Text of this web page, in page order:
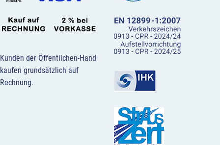
Kunden der Öffentlichen-Hand
kaufen grundsätzlich auf
Rechnung.